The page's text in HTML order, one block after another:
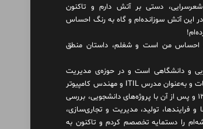
شعرسرایی، دستی بر آتش دارم و تاکنون
در این آتش سوزانده‌ام و گاه به رنگ احساس
احساس من است و شغلم، داستان منطق
و دانشگاهی است و در حوزه‌ی مدیریت
فناوری اطلاعات و ارتباطات و به‌عنوان مدرس ITIL و مهندس کامپیوتر
فعال هستم از سال ۱۳۷۶ و پس از آن با پروژه‌های دانشجویی، بررسی
فرایندها، تولید، مدیریت و تجاری‌سازی،
را دستمایه تخصصم کردم و تاکنون به